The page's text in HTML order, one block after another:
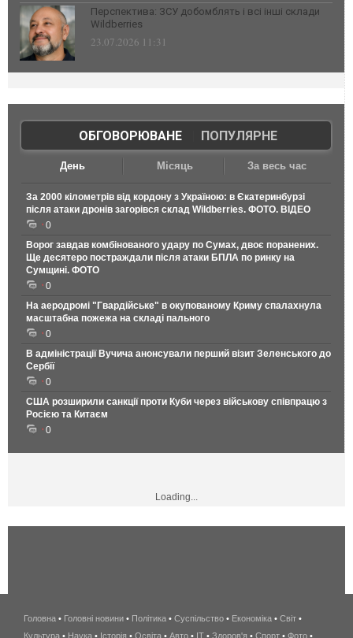
Перспектива: ЗСУ добомблять і всі інші склади
Wildberries
23.07.2026 11:31
ОБГОВОРЮВАНЕ| ПОПУЛЯРНЕ
День Місяць За весь час
За 2000 кілометрів від кордону з Україною: в Єкатеринбурзі
після атаки дронів загорівся склад Wildberries. ФОТО. ВІДЕО
0
Ворог завдав комбінованого удару по Сумах, двоє поранених.
Ще десятеро постраждали після атаки БПЛА по ринку на
Сумщині. ФОТО
0
На аеродромі "Гвардійське" в окупованому Криму спалахнула
масштабна пожежа на складі пального
0
В адміністрації Вучича анонсували перший візит Зеленського до
Сербії
0
США розширили санкції проти Куби через військову співпрацю з
Росією та Китаєм
0
Loading...
беспроводной
интернет
Головна • Головні новини • Політика • Суспільство • Економіка • Світ •
Культура • Наука • Історія • Освіта • Авто • IT • Здоров'я • Спорт • Фото •